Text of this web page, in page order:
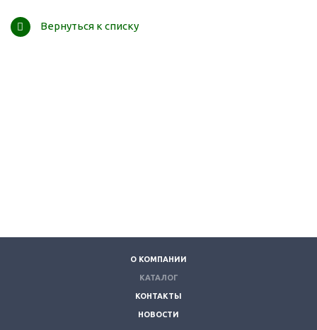
Вернуться к списку
О КОМПАНИИ
КАТАЛОГ
КОНТАКТЫ
НОВОСТИ